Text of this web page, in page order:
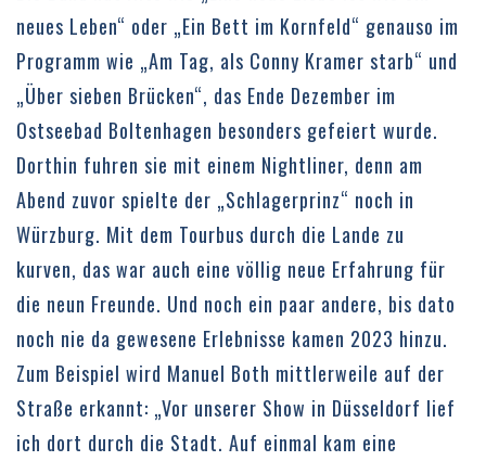
neues Leben“ oder „Ein Bett im Kornfeld“ genauso im
Programm wie „Am Tag, als Conny Kramer starb“ und
„Über sieben Brücken“, das Ende Dezember im
Ostseebad Boltenhagen besonders gefeiert wurde.
Dorthin fuhren sie mit einem Nightliner, denn am
Abend zuvor spielte der „Schlagerprinz“ noch in
Würzburg. Mit dem Tourbus durch die Lande zu
kurven, das war auch eine völlig neue Erfahrung für
die neun Freunde. Und noch ein paar andere, bis dato
noch nie da gewesene Erlebnisse kamen 2023 hinzu.
Zum Beispiel wird Manuel Both mittlerweile auf der
Straße erkannt: „Vor unserer Show in Düsseldorf lief
ich dort durch die Stadt. Auf einmal kam eine